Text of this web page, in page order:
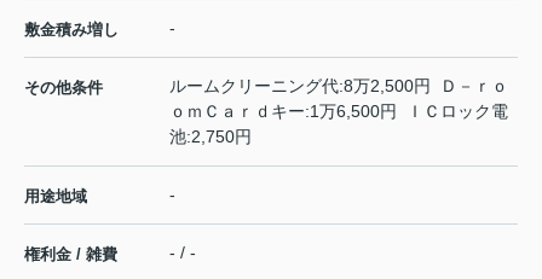
敷金積み増し -
その他条件
ルームクリーニング代:8万2,500円 Ｄ－ｒｏ
ｏｍＣａｒｄキー:1万6,500円 ＩＣロック電
池:2,750円
用途地域 -
権利金 / 雑費 - / -